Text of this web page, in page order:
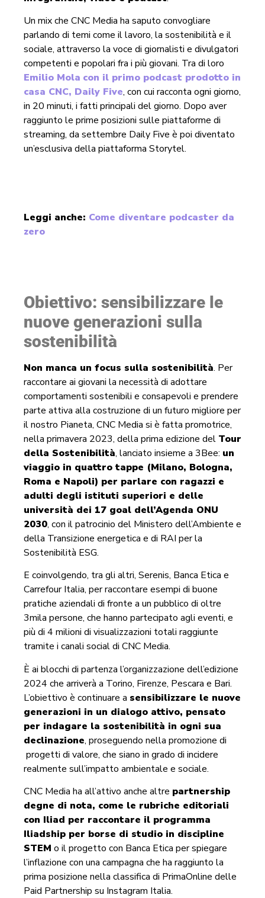
Un mix che CNC Media ha saputo convogliare
parlando di temi come il lavoro, la sostenibilità e il
sociale, attraverso la voce di giornalisti e divulgatori
competenti e popolari fra i più giovani. Tra di loro
Emilio Mola con il primo podcast prodotto in
casa CNC, Daily Five, con cui racconta ogni giorno,
in 20 minuti, i fatti principali del giorno. Dopo aver
raggiunto le prime posizioni sulle piattaforme di
streaming, da settembre Daily Five è poi diventato
un’esclusiva della piattaforma Storytel.
Leggi anche: Come diventare podcaster da
zero
Obiettivo: sensibilizzare le
nuove generazioni sulla
sostenibilità
Non manca un focus sulla sostenibilità. Per
raccontare ai giovani la necessità di adottare
comportamenti sostenibili e consapevoli e prendere
parte attiva alla costruzione di un futuro migliore per
il nostro Pianeta, CNC Media si è fatta promotrice,
nella primavera 2023, della prima edizione del Tour
della Sostenibilità, lanciato insieme a 3Bee: un
viaggio in quattro tappe (Milano, Bologna,
Roma e Napoli) per parlare con ragazzi e
adulti degli istituti superiori e delle
università dei 17 goal dell’Agenda ONU
2030, con il patrocinio del Ministero dell’Ambiente e
della Transizione energetica e di RAI per la
Sostenibilità ESG.
E coinvolgendo, tra gli altri, Serenis, Banca Etica e
Carrefour Italia, per raccontare esempi di buone
pratiche aziendali di fronte a un pubblico di oltre
3mila persone, che hanno partecipato agli eventi, e
più di 4 milioni di visualizzazioni totali raggiunte
tramite i canali social di CNC Media.
È ai blocchi di partenza l’organizzazione dell’edizione
2024 che arriverà a Torino, Firenze, Pescara e Bari.
L’obiettivo è continuare a sensibilizzare le nuove
generazioni in un dialogo attivo, pensato
per indagare la sostenibilità in ogni sua
declinazione, proseguendo nella promozione di
progetti di valore, che siano in grado di incidere
realmente sull’impatto ambientale e sociale.
CNC Media ha all’attivo anche altre partnership
degne di nota, come le rubriche editoriali
con Iliad per raccontare il programma
Iliadship per borse di studio in discipline
STEM o il progetto con Banca Etica per spiegare
l’inflazione con una campagna che ha raggiunto la
prima posizione nella classifica di PrimaOnline delle
Paid Partnership su Instagram Italia.